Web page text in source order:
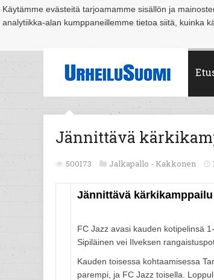
Käytämme evästeitä tarjoamamme sisällön ja
analytiikka-alan kumppaneillemme tietoa siitä, kuinka
Suomi Espoo Helsinki Hämeenlinna Joensuu
Jännittävä
500173 Jalkapallo - Kakkonen
Jännittävä
FC Jazz avasi kauden kotipelinsä
Sipiläinen vei Ilveksen
Kauden toisessa kohtaamisessa
parempi, ja FC Jazz toisella.